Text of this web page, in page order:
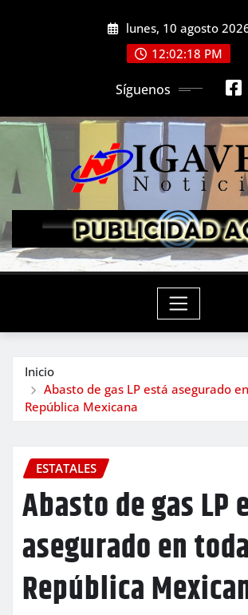
lunes, 10 agosto
12:02:19 PM
Síguenos
Inicio
Abasto de gas LP está asegurado
República Mexicana
ESTATALES
Abasto de gas LP
asegurado en
República